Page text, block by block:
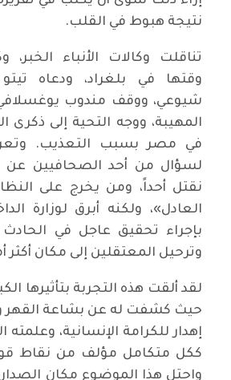
نتيجة هبوط في القلب.
تناقلت وكالات الأنباء الخبر،
وقتها في بلغراد، ودعاه
شيوعي، ووقف مندوب
المهيبة، ووجه التحية إلى ذكرى
في مصر بسبب التعذيب.
لسؤال من أحد الصحافيين عن
نقتل أحداً، ومن يخرج على
العادل»، ولكنه أبرق لوزارة
بإجراء تحقيق عاجل في
وترحيل المعتقلين إلى مكان أكثر
لقد ألقت هذه التجربة بتأثيرها
حيث كشفت له عن بشاعة القهر
إهدار للكرامة الإنسانية، وعلمته
ككل متكامل مؤلف من نقاط
واحتل هذا الموضوع مكان